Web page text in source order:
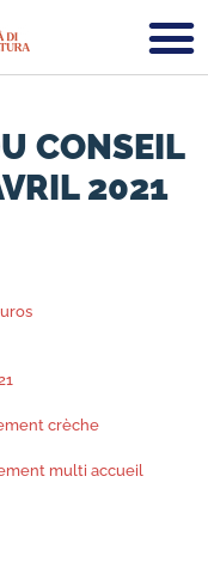
CONSEIL
2021
crèche
multi accueil